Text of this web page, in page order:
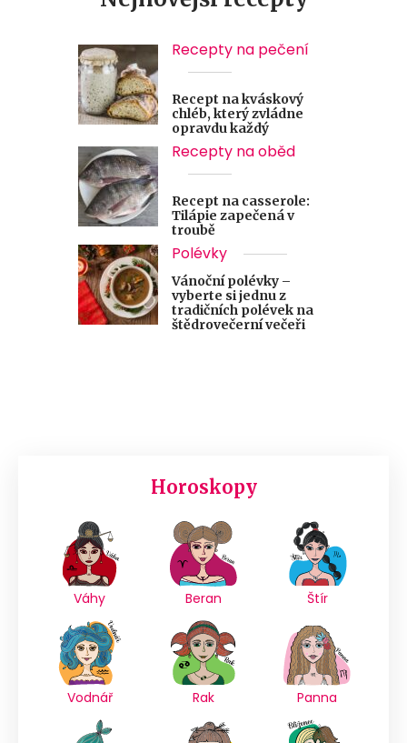
Recepty na pečení
Recept na kváskový
chléb, který zvládne
opravdu každý
Recepty na oběd
Recept na casserole:
Tilápie zapečená v
troubě
Polévky
Vánoční polévky –
vyberte si jednu z
tradičních polévek na
štědrovečerní večeři
Horoskopy
Váhy Beran Štír
Vodnář Rak Panna